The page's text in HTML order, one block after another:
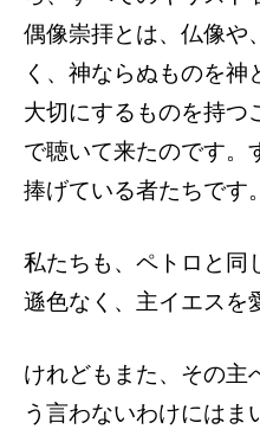
偶像崇拝とは、仏像や
く、神ならぬものを神
大切にするものを持つ
で聴いて来たのです。
捧げている者たちです。
私たちも、ペトロと同
遜色なく、主イエスを
けれどもまた、その主
う言わないわけにはま